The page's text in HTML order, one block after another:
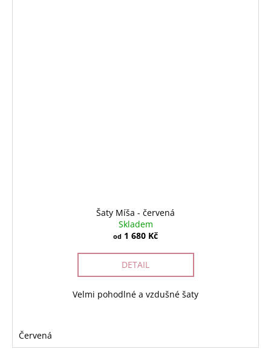
Šaty Míša - červená
Skladem
od 1 680 Kč
DETAIL
Velmi pohodlné a vzdušné šaty
Červená